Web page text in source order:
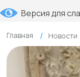
Версия для
Главная Новости